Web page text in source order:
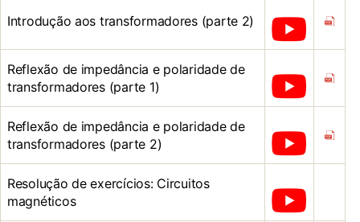
Introdução aos transformadores (parte 2)
Reflexão de impedância e polaridade de
transformadores (parte 1)
Reflexão de impedância e polaridade de
transformadores (parte 2)
Resolução de exercícios: Circuitos
magnéticos